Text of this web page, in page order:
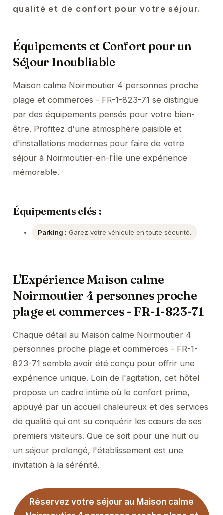
qualité et de confort pour votre séjour.
Équipements et Confort pour un
Séjour Inoubliable
Maison calme Noirmoutier 4 personnes proche
plage et commerces - FR-1-823-71 se distingue
par des équipements pensés pour votre bien-
être. Profitez d'une atmosphère paisible et
d'installations modernes pour faire de votre
séjour à Noirmoutier-en-l'Île une expérience
mémorable.
Équipements clés :
Parking : Garez votre véhicule en toute sécurité.
L'Expérience Maison calme
Noirmoutier 4 personnes proche
plage et commerces - FR-1-823-71
Chaque détail au Maison calme Noirmoutier 4
personnes proche plage et commerces - FR-1-
823-71 semble avoir été conçu pour offrir une
expérience unique. Loin de l'agitation, cet hôtel
propose un cadre intime où le confort prime,
appuyé par un accueil chaleureux et des services
de qualité qui ont su conquérir les cœurs de ses
premiers visiteurs. Que ce soit pour une nuit ou
un séjour prolongé, l'établissement est une
invitation à la sérénité.
Réservez votre séjour au Maison calme